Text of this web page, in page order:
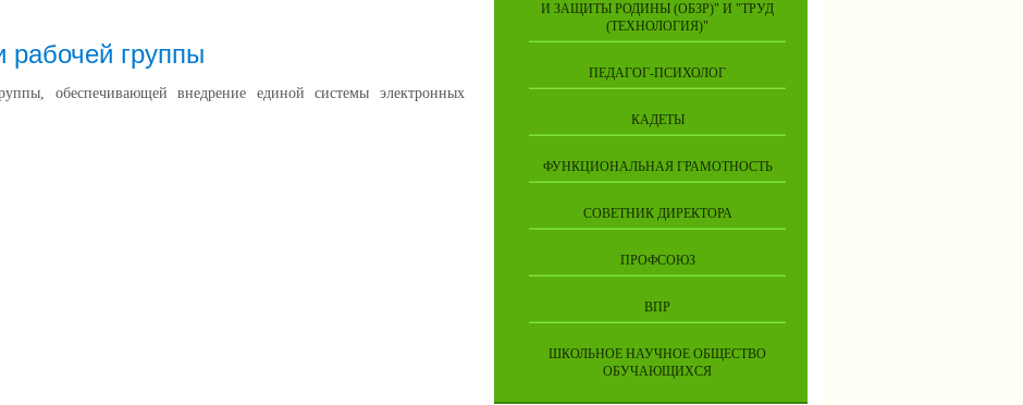
рабочей группы
обеспечивающей внедрение единой системы электронных
И ЗАЩИТЫ РОДИНЫ (ОБЗР)" И "ТРУД
(ТЕХНОЛОГИЯ)"
ПЕДАГОГ-ПСИХОЛОГ
КАДЕТЫ
ФУНКЦИОНАЛЬНАЯ ГРАМОТНОСТЬ
СОВЕТНИК ДИРЕКТОРА
ПРОФСОЮЗ
ВПР
ШКОЛЬНОЕ НАУЧНОЕ ОБЩЕСТВО
ОБУЧАЮЩИХСЯ